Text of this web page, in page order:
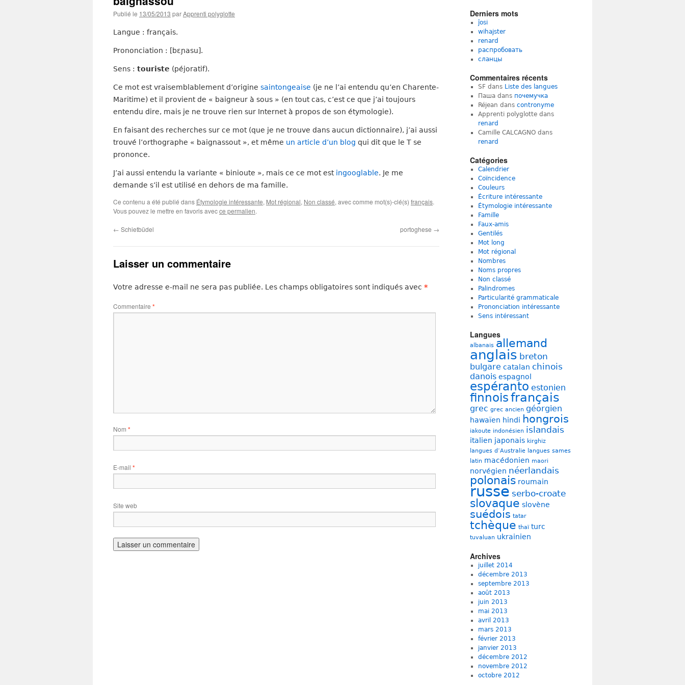
Publié le 13/05/2013 parApprenti polyglotte
Langue : français.
Prononciation : [bɛɲasu].
Sens : touriste (péjoratif).
Ce mot est vraisemblablement d’origine saintongeaise (je ne l’ai entendu qu’en Charente-
Maritime) et il provient de « baigneur à sous » (en tout cas, c’est ce que j’ai toujours
entendu dire, mais je ne trouve rien sur Internet à propos de son étymologie).
En faisant des recherches sur ce mot (que je ne trouve dans aucun dictionnaire), j’ai aussi
trouvé l’orthographe « baignassout », et même un article d’un blog qui dit que le T se
prononce.
J’ai aussi entendu la variante « binioute », mais ce ce mot est ingooglable. Je me
demande s’il est utilisé en dehors de ma famille.
Ce contenu a été publié dans Étymologie intéressante, Mot régional, Non classé, avec comme mot(s)-clé(s) français.
Vous pouvez le mettre en favoris avecce permalien.
← Schietbüdel portoghese →
Laisser un commentaire
Votre adresse e-mail ne sera pas publiée. Les champs obligatoires sont indiqués avec *
Commentaire *
Nom *
E-mail *
Site web
Derniers mots
ĵosi
wihajster
renard
распробовать
сланцы
Commentaires récents
SFdans Liste des langues
Пашаdans почемучка
Réjean dans contronyme
Apprenti polyglottedans
renard
Camille CALCAGNOdans
renard
Catégories
Calendrier
Coïncidence
Couleurs
Écriture intéressante
Étymologie intéressante
Famille
Faux-amis
Gentilés
Mot long
Mot régional
Nombres
Noms propres
Non classé
Palindromes
Particularité grammaticale
Prononciation intéressante
Sens intéressant
Langues
albanais allemand
anglais breton
bulgare catalan chinois
danois espagnol
espéranto estonien
finnoisfrançais
grec grec ancien géorgien
hawaïen hindi hongrois
iakoute indonésien islandais
italien japonais kirghiz
langues d’Australie langues sames
latin macédonien maori
norvégien néerlandais
polonais roumain
russe serbo-croate
slovaque slovène
suédois tatar
tchèque thaï turc
tuvaluan ukrainien
Archives
juillet 2014
décembre 2013
septembre 2013
août 2013
juin 2013
mai 2013
avril 2013
mars 2013
février 2013
janvier 2013
décembre 2012
novembre 2012
octobre 2012